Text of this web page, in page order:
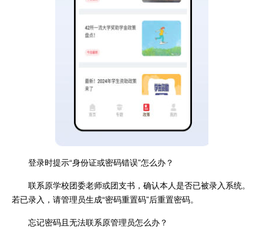
登录时提示“身份证或密码错误”怎么办？
联系原学校团委老师或团支书，确认本人是否已被录入系统。
若已录入，请管理员生成“密码重置码”后重置密码。
忘记密码且无法联系原管理员怎么办？